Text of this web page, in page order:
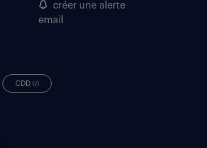
créer une alerte
email
CDD(7)